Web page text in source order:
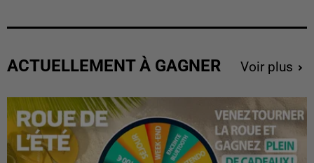
ACTUELLEMENT À GAGNER Voir plus